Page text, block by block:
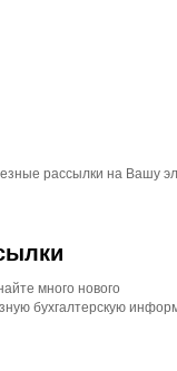
рассылки на Вашу
много нового
бухгалтерскую